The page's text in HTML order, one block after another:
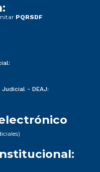
PQRSDF
- DEAJ: